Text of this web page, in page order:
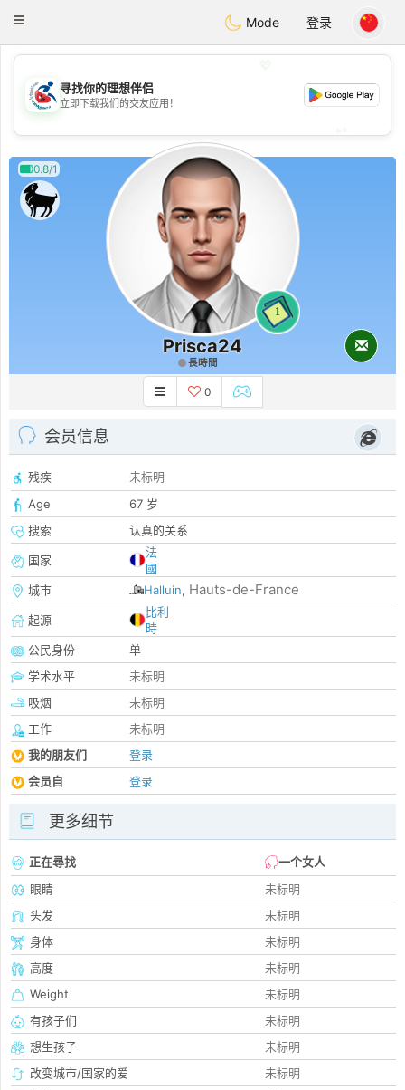
Handi Space
Toggle
Mode 登录
💖
💕
寻找你的理想伴侣
立即下载我们的交友应用！
0.8/1
1
Prisca24
長時間
0
会员信息
残疾
未标明
Age
67 岁
搜索
认真的关系
国家
法
國
城市
Halluin, Hauts-de-France
起源
比利
時
公民身份
单
学术水平
未标明
吸烟
未标明
工作
未标明
我的朋友们
登录
会员自
登录
更多细节
正在尋找
一个女人
眼睛
未标明
头发
未标明
身体
未标明
高度
未标明
Weight
未标明
有孩子们
未标明
想生孩子
未标明
改变城市/国家的爱
未标明